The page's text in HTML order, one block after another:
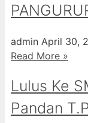
admin April 30,
Read More »
Lulus Ke
Pandan